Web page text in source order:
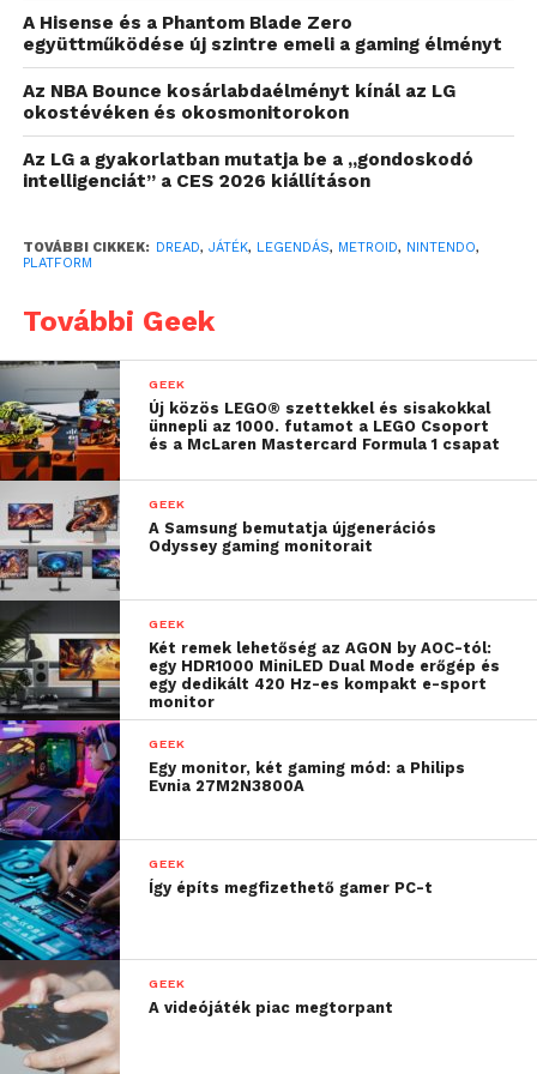
RÖGTÖN ÚGY, HOGY VISSZATÉR AZ EREDETI, 2D-S
GYÖKEREKHEZ.
Az eredeti Metroid még 1986-ban jelent meg a
Nintendo első konzoljára, a NES-re, amit aztán 1991-
ben követett egy folytatás, már a Game Boyra, majd
rögtön egy másik 1994-ben a Super Nintendo-
Super Metroid nevet kapta, és elképesztő sikert
aratott, sokan a mai napig a valaha készült egyik
A Metroid egyébként alapvetően számos ponton
hasonlít a Marióhoz, így tehát nagyon fontos benne
az ugrálás és a platformerkedés, azonban emellett a
szabad felfedezés és a harc is központi szerepet
kapott a játékban. Emellett nagyon érdekes, hogy a
sisakot viselő főhős neve Samus Aran, ami alapján
nem feltétlenül lehetne következtetni arra, hogy
egy nő, pedig bizony az.
EZT A DÖNTÉST MÁR AZ ELSŐ RÉSZ FEJLESZTÉSE
KÖZBEN HOZTÁK MEG A KÉSZÍTŐK, ÉS EZZEL A
METROID VOLT AZ EGYIK ELSŐ JÁTÉK, AMINEK A
KÖZPONTI SZEREPLŐJE EGY NŐ VOLT.
Ahogy a Nintendo játékaira jellemző, a történet a
A Hisense és a Phantom Blade Zero
együttműködése új szintre emeli a gaming élményt
Az NBA Bounce kosárlabdaélményt kínál az LG
okostévéken és okosmonitorokon
Az LG a gyakorlatban mutatja be a „gondoskodó
intelligenciát” a CES 2026 kiállításon
TOVÁBBI CIKKEK: DREAD, JÁTÉK, LEGENDÁS, METROID, NINTENDO,
PLATFORM
További Geek
GEEK
Új közös LEGO® szettekkel és sisakokkal
ünnepli az 1000. futamot a LEGO Csoport
és a McLaren Mastercard Formula 1 csapat
GEEK
A Samsung bemutatja újgenerációs
Odyssey gaming monitorait
GEEK
Két remek lehetőség az AGON by AOC-tól:
egy HDR1000 MiniLED Dual Mode erőgép és
egy dedikált 420 Hz-es kompakt e-sport
monitor
GEEK
Egy monitor, két gaming mód: a Philips
Evnia 27M2N3800A
GEEK
Így építs megfizethető gamer PC-t
GEEK
A videójáték piac megtorpant